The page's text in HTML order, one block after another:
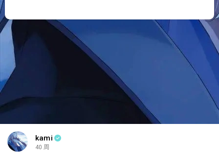
kami
40 周